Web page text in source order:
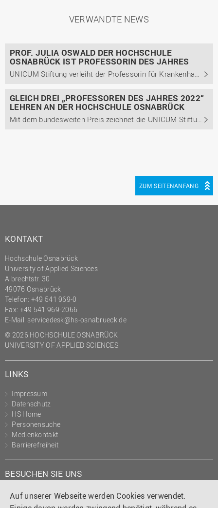
Auf unserer Webseite werden Cookies verwendet.
VERWANDTE NEWS
PROF. JULIA OSWALD DER HOCHSCHULE
OSNABRÜCK IST PROFESSORIN DES JAHRES
UNICUM Stiftung verleiht der Professorin für Krankenhausfinanzierung und -management den ersten Platz in der Kategorie Wirtschaftswissenschaften/Jura
GLEICH DREI „PROFESSOREN DES JAHRES 2022“
LEHREN AN DER HOCHSCHULE OSNABRÜCK
Mit dem bundesweiten Preis zeichnet die UNICUM Stiftung Professorinnen und Professoren aus, die ihre Studierenden in besonderer Weise bei der Berufsvorbereitung unterstützen.
ZUM SEITENANFANG
KONTAKT
Hochschule Osnabrück
University of Applied Sciences
Albrechtstr. 30
49076 Osnabrück
Telefon: +49 541 969-0
Fax: +49 541 969-2066
E-Mail: servicedesk@hs-osnabrueck.de
© 2026 HOCHSCHULE OSNABRÜCK
UNIVERSITY OF APPLIED SCIENCES
LINKS
Impressum
Datenschutz
HS Home
Personensuche
Medienkontakt
Barrierefreiheit
BESUCHEN SIE UNS
Instagram
TiktokLinkedIn
YouTube
Facebook